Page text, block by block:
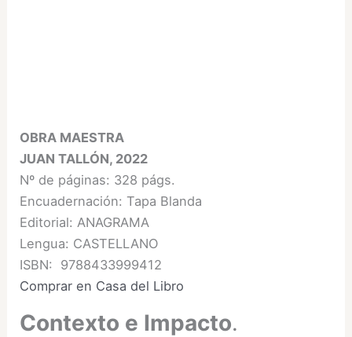
OBRA MAESTRA
JUAN TALLÓN, 2022
Nº de páginas: 328 págs.
Encuadernación: Tapa Blanda
Editorial: ANAGRAMA
Lengua: CASTELLANO
ISBN: 9788433999412
Comprar en Casa del Libro
Contexto e Impacto.